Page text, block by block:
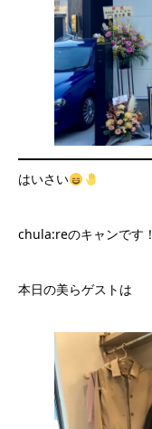
はいさい
chula:reのキャンです！
本日の美らゲストは